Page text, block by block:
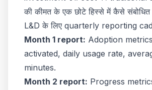
की कीमत के एक छोटे हिस्से में कैसे संबोधित
L&D के लिए quarterly reporting
Month 1 report: Adoption
activated, daily usage rate,
minutes.
Month 2 report: Progress